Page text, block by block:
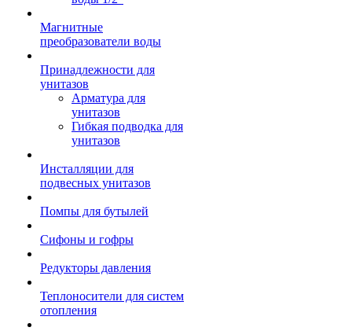
Магнитные
преобразователи воды
Принадлежности для
унитазов
Арматура для
унитазов
Гибкая подводка для
унитазов
Инсталляции для
подвесных унитазов
Помпы для бутылей
Сифоны и гофры
Редукторы давления
Теплоносители для систем
отопления